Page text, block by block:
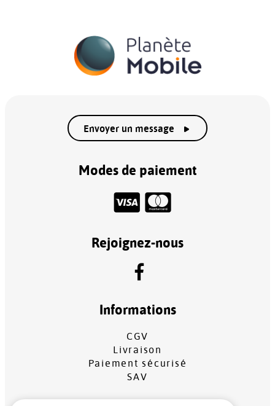
Envoyer un message
Modes de paiement
Rejoignez-nous
Informations
CGV
Livraison
Paiement sécurisé
SAV